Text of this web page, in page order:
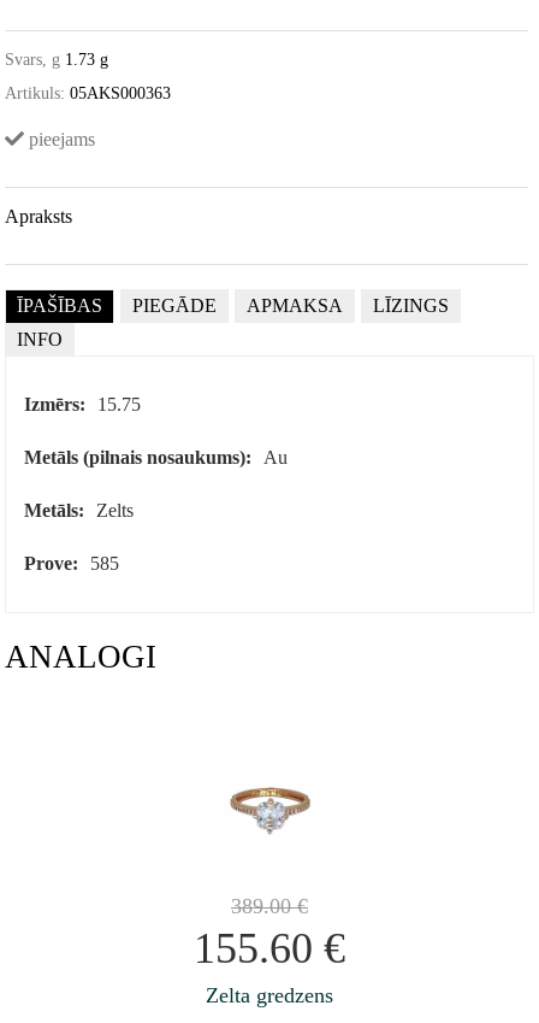
Svars, g 1.73 g
Artikuls: 05AKS000363
pieejams
Apraksts
ĪPAŠĪBAS PIEGĀDE APMAKSA
LĪZINGS
INFO
Izmērs: 15.75
Metāls (pilnais nosaukums): Au
Metāls: Zelts
Prove: 585
ANALOGI
389.00€
155.60 €
Zelta gredzens